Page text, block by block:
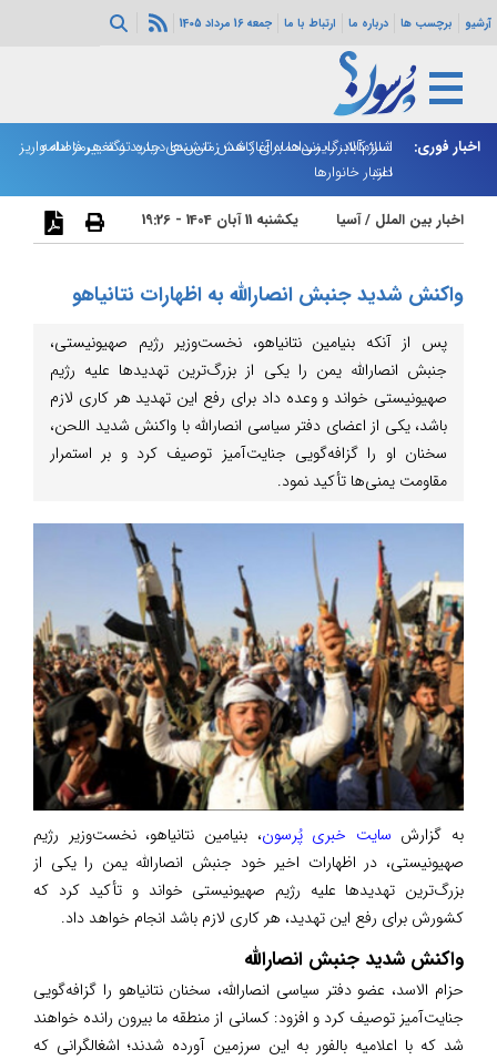
آرشیو برچسب ها درباره ما ارتباط با ما جمعه 16 مرداد 1405
اخبار فوری:
اسلام‌آباد: رایزنی‌ها برای کاهش تنش‌ها درباره تنگه هرمز ادامه
دارد
شارژ کالابرگ مردادماه آغاز شد؛ زمان‌بندی جدید و تغییر فاصله واریز
اعتبار خانوارها
اخبار بین الملل /آسیا یکشنبه 11 آبان 1404 - 19:26
واکنش شدید جنبش انصارالله به اظهارات نتانیاهو
پس از آنکه بنیامین نتانیاهو، نخست‌وزیر رژیم صهیونیستی،
جنبش انصارالله یمن را یکی از بزرگ‌ترین تهدیدها علیه رژیم
صهیونیستی خواند و وعده داد برای رفع این تهدید هر کاری لازم
باشد، یکی از اعضای دفتر سیاسی انصارالله با واکنش شدید اللحن،
سخنان او را گزافه‌گویی جنایت‌آمیز توصیف کرد و بر استمرار
مقاومت یمنی‌ها تأکید نمود.
به گزارش سایت خبری پُرسون، بنیامین نتانیاهو، نخست‌وزیر رژیم
صهیونیستی، در اظهارات اخیر خود جنبش انصارالله یمن را یکی از
بزرگ‌ترین تهدیدها علیه رژیم صهیونیستی خواند و تأکید کرد که
کشورش برای رفع این تهدید، هر کاری لازم باشد انجام خواهد داد.
واکنش شدید جنبش انصارالله
حزام الاسد، عضو دفتر سیاسی انصارالله، سخنان نتانیاهو را گزافه‌گویی
جنایت‌آمیز توصیف کرد و افزود: کسانی از منطقه ما بیرون رانده خواهند
شد که با اعلامیه بالفور به این سرزمین آورده شدند؛ اشغالگرانی که